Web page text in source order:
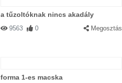
a tűzoltóknak nincs akadály
9563 0 Megosztás
forma 1-es macska